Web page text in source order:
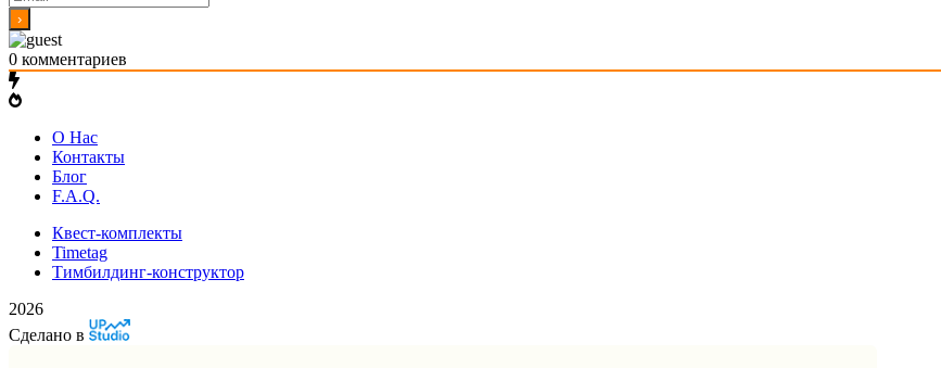
0 комментариев
О Нас
Контакты
Блог
F.A.Q.
Квест-комплекты
Timetag
Тимбилдинг-конструктор
2026
Сделано в